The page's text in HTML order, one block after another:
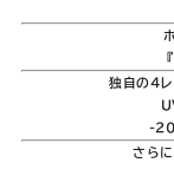
独自の４
-
さらに